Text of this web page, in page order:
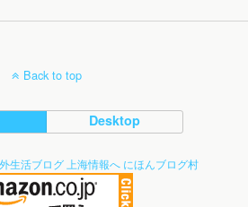
Back to top
Desktop
にほんブログ村